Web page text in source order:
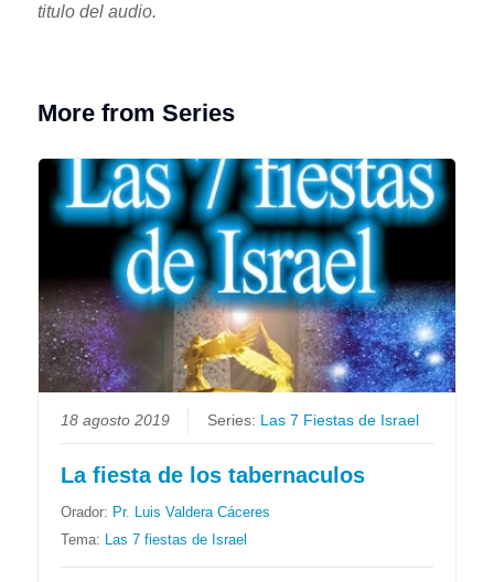
titulo del audio.
More from Series
18 agosto 2019 Series: Las 7 Fiestas de Israel
La fiesta de los tabernaculos
Orador: Pr. Luis Valdera Cáceres
Tema: Las 7 fiestas de Israel